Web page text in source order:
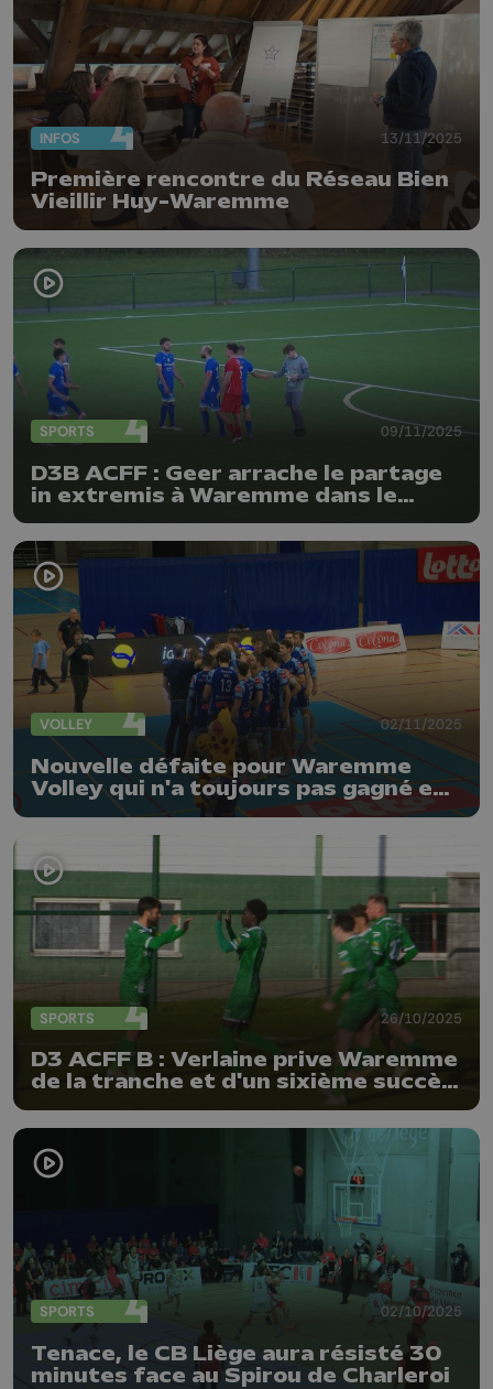
INFOS 13/11/2025
Première rencontre du Réseau Bien
Vieillir Huy-Waremme
SPORTS 09/11/2025
D3B ACFF : Geer arrache le partage
in extremis à Waremme dans le
derby hesbignon !
VOLLEY 02/11/2025
Nouvelle défaite pour Waremme
Volley qui n'a toujours pas gagné en
championnat
SPORTS 26/10/2025
D3 ACFF B : Verlaine prive Waremme
de la tranche et d'un sixième succès
SPORTS 02/10/2025
Tenace, le CB Liège aura résisté 30
minutes face au Spirou de Charleroi